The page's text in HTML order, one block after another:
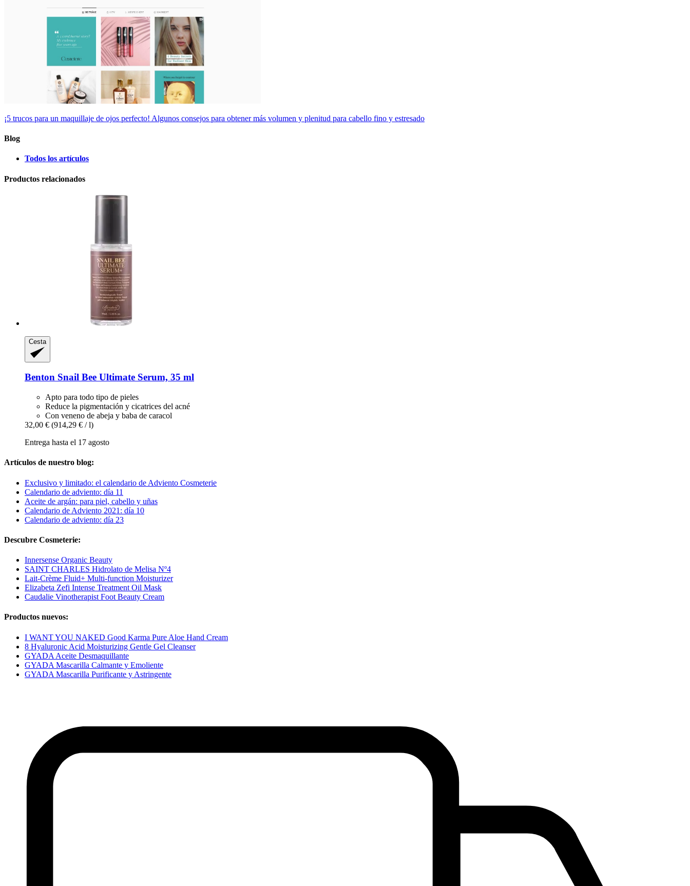
¡5 trucos para un maquillaje de ojos perfecto! Algunos consejos para obtener más volumen y plenitud para cabello fino y estresado
Blog
Todos los artículos
Productos relacionados
Cesta
Benton Snail Bee Ultimate Serum, 35 ml
Apto para todo tipo de pieles
Reduce la pigmentación y cicatrices del acné
Con veneno de abeja y baba de caracol
32,00 € (914,29 € / l)
Entrega hasta el 17 agosto
Artículos de nuestro blog:
Exclusivo y limitado: el calendario de Adviento Cosmeterie
Calendario de adviento: día 11
Aceite de argán: para piel, cabello y uñas
Calendario de Adviento 2021: día 10
Calendario de adviento: día 23
Descubre Cosmeterie:
Innersense Organic Beauty
SAINT CHARLES Hidrolato de Melisa Nº4
Lait-Crème Fluid+ Multi-function Moisturizer
Elizabeta Zefi Intense Treatment Oil Mask
Caudalie Vinotherapist Foot Beauty Cream
Productos nuevos:
I WANT YOU NAKED Good Karma Pure Aloe Hand Cream
8 Hyaluronic Acid Moisturizing Gentle Gel Cleanser
GYADA Aceite Desmaquillante
GYADA Mascarilla Calmante y Emoliente
GYADA Mascarilla Purificante y Astringente